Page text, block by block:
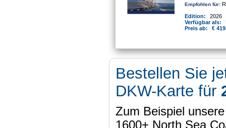
Empfohlen für:
Edition:
2026
Verfügbar als:
Preis ab:
€
Bestellen Sie
DKW-Karte für
Zum Beispiel
1600+ North Sea